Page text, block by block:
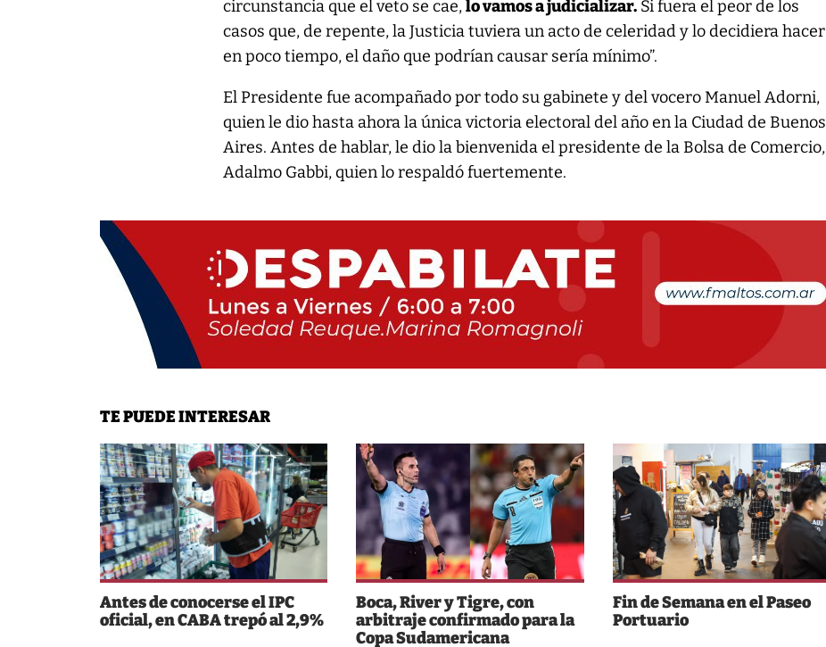
circunstancia que el veto se cae,lo vamos a judicializar. Si fuera el peor de los
casos que, de repente, la Justicia tuviera un acto de celeridad y lo decidiera hacer
en poco tiempo, el daño que podrían causar sería mínimo”.
El Presidente fue acompañado por todo su gabinete y del vocero Manuel Adorni,
quien le dio hasta ahora la única victoria electoral del año en la Ciudad de Buenos
Aires. Antes de hablar, le dio la bienvenida el presidente de la Bolsa de Comercio,
Adalmo Gabbi, quien lo respaldó fuertemente.
TE PUEDE INTERESAR
Antes de conocerse el IPC
oficial, en CABA trepó al 2,9%
Boca, River y Tigre, con
arbitraje confirmado para la
Copa Sudamericana
Fin de Semana en el Paseo
Portuario